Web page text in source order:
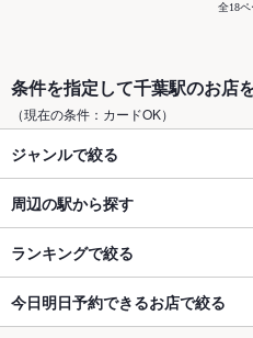
全18ペ
条件を指定して千葉駅のお店
（現在の条件：カードOK）
ジャンルで絞る
周辺の駅から探す
ランキングで絞る
今日明日予約できるお店で絞る